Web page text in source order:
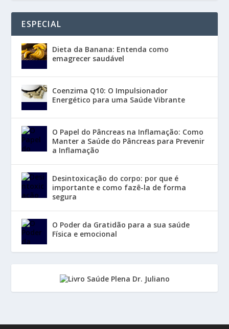
ESPECIAL
Dieta da Banana: Entenda como
emagrecer saudável
Coenzima Q10: O Impulsionador
Energético para uma Saúde Vibrante
O Papel do Pâncreas na Inflamação: Como
Manter a Saúde do Pâncreas para Prevenir
a Inflamação
Desintoxicação do corpo: por que é
importante e como fazê-la de forma
segura
O Poder da Gratidão para a sua saúde
Física e emocional